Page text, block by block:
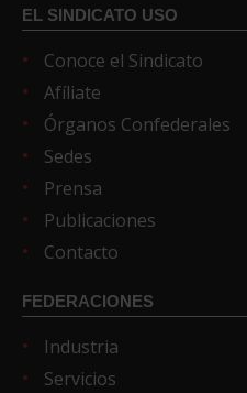
EL SINDICATO USO
Conoce el Sindicato
Afíliate
Órganos Confederales
Sedes
Prensa
Publicaciones
Contacto
FEDERACIONES
Industria
Servicios